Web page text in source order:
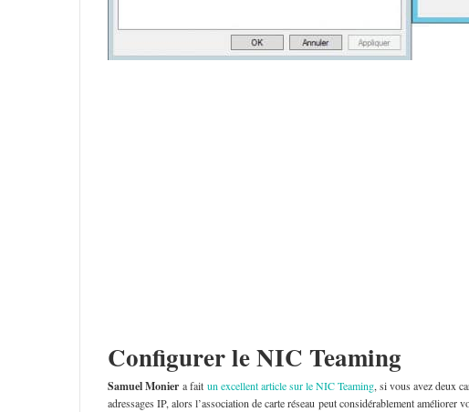
Configurer le NIC Teaming
Samuel Monier a fait un excellent article sur le NIC Teaming, si vous avez deux
adressages IP, alors l’association de carte réseau peut considérablement améliorer